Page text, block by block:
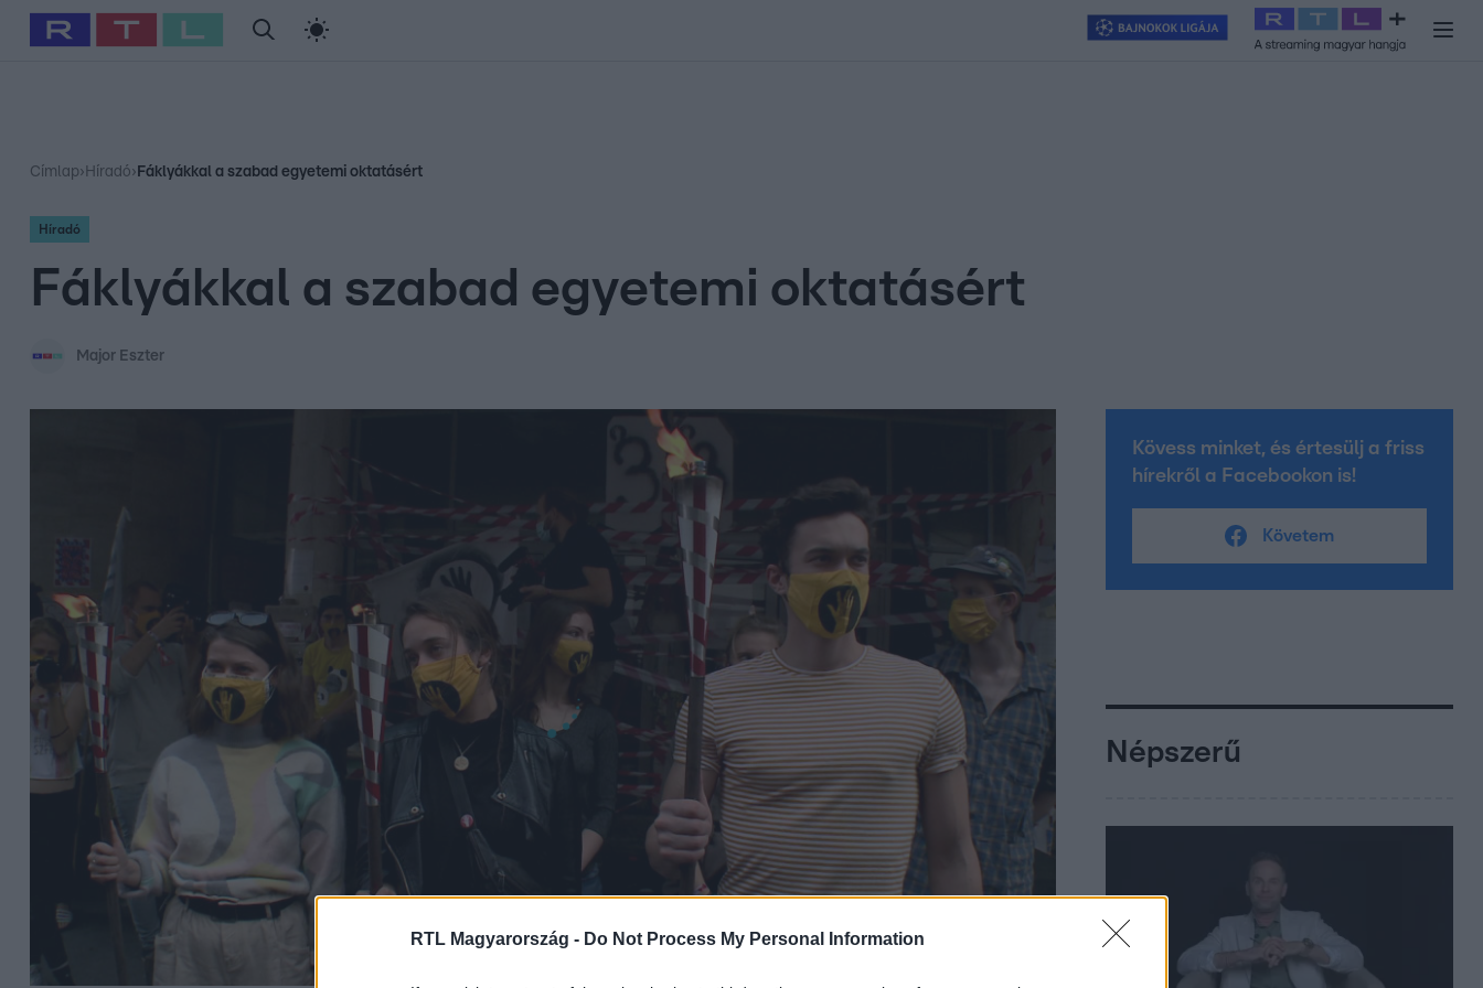
RTL Magyarország - Do Not Process My Personal Information
Babits Marcella Szellő István Most Wanted Exek csatája 2026 Celeb vagyok, ments ki innen
Címlap› Híradó› Fáklyákkal a szabad egyetemi oktatásért
Híradó
Fáklyákkal a szabad egyetemi oktatásért
Major Eszter
Kövess minket, és értesülj a friss
hírekről a Facebookon is!
Követem
Népszerű